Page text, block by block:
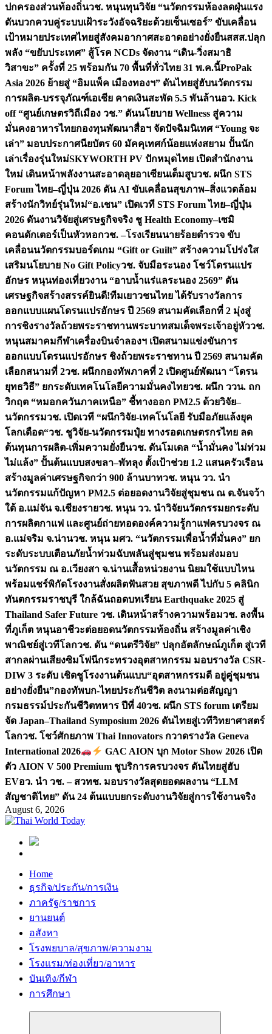
ปกครองส่วนท้องถิ่นวช. หนุนทุนวิจัย “นวัตกรรมห้องลดฝุ่นแรง
ดันบวกควบคู่ระบบเฝ้าระวังอัจฉริยะด้วยเซ็นเซอร์” ขับเคลื่อน
เป้าหมายประเทศไทยสู่สังคมอากาศสะอาดอย่างยั่งยืนสสส.ปลุก
พลัง “ขยับประเทศ” สู้โรค NCDs จัดงาน “เดิน-วิ่งสมาธิ
วิสาขะ” ครั้งที่ 25 พร้อมกัน 70 พื้นที่ทั่วไทย 31 พ.ค.นี้ProPak
Asia 2026 ย้ายสู่ “อิมแพ็ค เมืองทองฯ” ดันไทยสู่ฮับนวัตกรรม
การผลิต-บรรจุภัณฑ์เอเชีย คาดเงินสะพัด 5.5 พันล้านอว. Kick
off “ศูนย์เกษตรวิถีเมือง วช.” ดันนโยบาย Wellness สู่ความ
มั่นคงอาหารไทยกองทุนพัฒนาสื่อฯ จัดปัจฉิมนิเทศ “Young จะ
เล่า” มอบประกาศนียบัตร 60 มัคคุเทศก์น้อยแห่งสยาม ปั้นนัก
เล่าเรื่องรุ่นใหม่SKYWORTH PV ปักหมุดไทย เปิดสำนักงาน
ใหม่ เดินหน้าพลังงานสะอาดลุยอาเซียนเต็มสูบวช. ผนึก STS
Forum ไทย–ญี่ปุ่น 2026 ดัน AI ขับเคลื่อนสุขภาพ–สิ่งแวดล้อม
สร้างนักวิทย์รุ่นใหม่“อ.เชน” เปิดเวที STS Forum ไทย–ญี่ปุ่น
2026 ดันงานวิจัยสู่เศรษฐกิจจริง ชู Health Economy–เซมิ
คอนดักเตอร์เป็นหัวหอกวช. –โรงเรียนนายร้อยตำรวจ ขับ
เคลื่อนนวัตกรรมบอร์ดเกม “Gift or Guilt” สร้างความโปร่งใส
เสริมนโยบาย No Gift Policyวช. จับมือระนอง โชว์โดรนแปร
อักษร หนุนท่องเที่ยวงาน “อาบน้ำแร่แลระนอง 2569” ดัน
เศรษฐกิจสร้างสรรค์ยินดี!ทีมเยาวชนไทย ได้รับรางวัลการ
ออกแบบแผนโดรนแปรอักษร ปี 2569 สนามคัดเลือกที่ 2 มุ่งสู่
การชิงรางวัลถ้วยพระราชทานพระบาทสมเด็จพระเจ้าอยู่หัววช.
หนุนสมาคมกีฬาเครื่องบินจำลองฯ เปิดสนามแข่งขันการ
ออกแบบโดรนแปรอักษร ชิงถ้วยพระราชทาน ปี 2569 สนามคัด
เลือกสนามที่ 2วช. ผนึกกองทัพภาคที่ 2 เปิดศูนย์พัฒนา “โดรน
ยุทธวิธี” ยกระดับเทคโนโลยีความมั่นคงไทยวช. ผนึก ววน. ถก
วิกฤต “หมอกควันภาคเหนือ” ชี้ทางออก PM2.5 ด้วยวิจัย–
นวัตกรรมวช. เปิดเวที “ผนึกวิจัย-เทคโนโลยี รับมือภัยแล้งยุค
โลกเดือด“วช. ชูวิจัย-นวัตกรรมปุ๋ย ทางรอดเกษตรกรไทย ลด
ต้นทุนการผลิต-เพิ่มความยั่งยืนวช. ดันโมเดล “น้ำมั่นคง ไม่ท่วม
ไม่แล้ง” ปั้นต้นแบบสงขลา–พัทลุง ตั้งเป้าช่วย 1.2 แสนครัวเรือน
สร้างมูลค่าเศรษฐกิจกว่า 900 ล้านบาทวช. หนุน วว. นำ
นวัตกรรมแก้ปัญหา PM2.5 ต่อยอดงานวิจัยสู่ชุมชน ณ ต.จันจว้า
ใต้ อ.แม่จัน จ.เชียงรายวช. หนุน วว. นำวิจัยนวัตกรรมยกระดับ
การผลิตกาแฟ และศูนย์ถ่ายทอดองค์ความรู้กาแฟครบวงจร ณ
อ.แม่จริม จ.น่านวช. หนุน มศว. “นวัตกรรมเพื่อน้ำที่มั่นคง” ยก
ระดับระบบเตือนภัยน้ำท่วมฉับพลันสู่ชุมชน พร้อมส่งมอบ
นวัตกรรม ณ อ.เวียงสา จ.น่านเสื้อหน่วยงาน นิยมใช้แบบไหน
พร้อมแชร์พิกัดโรงงานสั่งผลิตฟันสวย สุขภาพดี ไปกับ 5 คลินิก
ทันตกรรมราชบุรี ใกล้ฉันถอดบทเรียน Earthquake 2025 สู่
Thailand Safer Future วช. เดินหน้าสร้างความพร้อมวช. ลงพื้น
ที่ภูเก็ต หนุนอาชีวะต่อยอดนวัตกรรมท้องถิ่น สร้างมูลค่าเชิง
พาณิชย์สู่เวทีโลกวช. ดัน “ดนตรีวิจัย” ปลุกอัตลักษณ์ภูเก็ต สู่เวที
สากลผ่านเสียงซิมโฟนีกระทรวงอุตสาหกรรม มอบรางวัล CSR-
DIW 3 ระดับ เชิดชูโรงงานต้นแบบ“อุตสาหกรรมดี อยู่คู่ชุมชน
อย่างยั่งยืน”กองทัพบก-ไทยประกันชีวิต ลงนามต่อสัญญา
กรมธรรม์ประกันชีวิตทหาร ปีที่ 40วช. ผนึก STS forum เตรียม
จัด Japan–Thailand Symposium 2026 ดันไทยสู่เวทีวิทยาศาสตร์
โลกวช. โชว์ศักยภาพ Thai Innovators กวาดรางวัล Geneva
International 2026
GAC AION บุก Motor Show 2026 เปิด
ตัว AION V 500 Premium ชูบริการครบวงจร ดันไทยสู่ฮับ
EVอว. นำ วช. – สวทช. มอบรางวัลสุดยอดผลงาน “LLM
สัญชาติไทย” ดัน 24 ต้นแบบยกระดับงานวิจัยสู่การใช้งานจริง
August 6, 2026
Home
ธุรกิจ/ประกัน/การเงิน
ภาครัฐ/ราชการ
ยานยนต์
อสังหา
โรงพยบาล/สุขภาพ/ความงาม
โรงแรม/ท่องเที่ยว/อาหาร
บันเทิง/กีฬา
การศึกษา